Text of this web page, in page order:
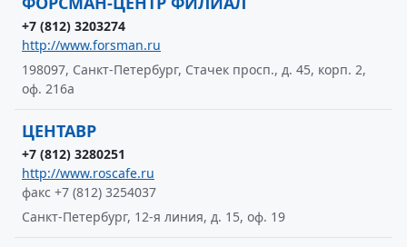
+7 (812) 3203274
http://www.forsman.ru
198097, Санкт-Петербург, Стачек просп., д. 45, корп. 2,
оф. 216а
ЦЕНТАВР
+7 (812) 3280251
http://www.roscafe.ru
факс +7 (812) 3254037
Санкт-Петербург, 12-я линия, д. 15, оф. 19